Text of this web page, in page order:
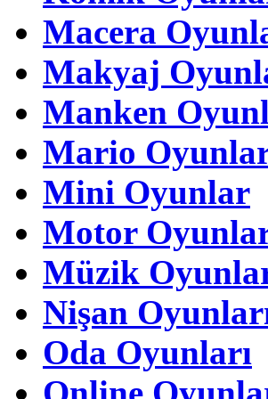
Macera
Makyaj
Manken
Mario
Mini Oyunlar
Motor
Müzik
Nişan
Oda Oyunları